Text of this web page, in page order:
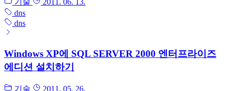
dns
dns
Windows XP에 SQL SERVER 2000 엔터프라이즈
에디션 설치하기
기술
2011. 05. 26.